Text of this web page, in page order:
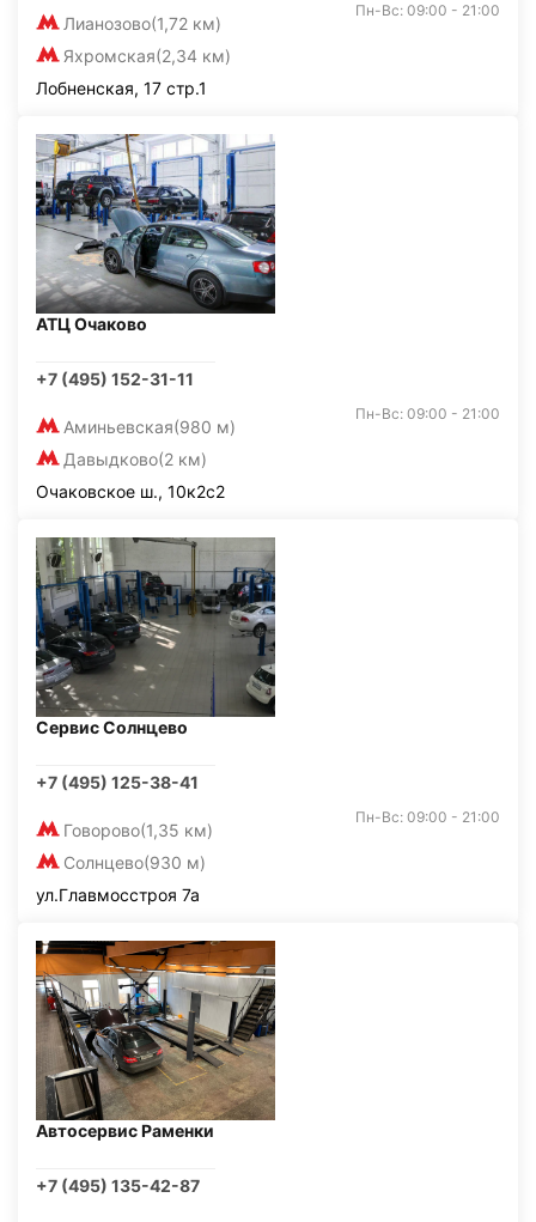
Лианозово(1,72 км)
Яхромская(2,34 км)
Пн-Вс: 09:00 - 21:00
Лобненская, 17 стр.1
АТЦ Очаково
+7 (495) 152-31-11
Аминьевская(980 м)
Давыдково(2 км)
Пн-Вс: 09:00 - 21:00
Очаковское ш., 10к2с2
Сервис Солнцево
+7 (495) 125-38-41
Говорово(1,35 км)
Солнцево(930 м)
Пн-Вс: 09:00 - 21:00
ул.Главмосстроя 7а
Автосервис Раменки
+7 (495) 135-42-87